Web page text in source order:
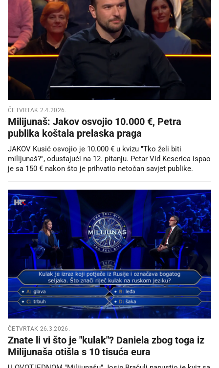
ČETVRTAK 2.4.2026.
Milijunaš: Jakov osvojio 10.000 €, Petra
publika koštala prelaska praga
JAKOV Kusić osvojio je 10.000 € u kvizu "Tko želi biti
milijunaš?", odustajući na 12. pitanju. Petar Vid Keserica ispao
je sa 150 € nakon što je prihvatio netočan savjet publike.
ČETVRTAK 26.3.2026.
Znate li vi što je "kulak"? Daniela zbog toga iz
Milijunaša otišla s 10 tisuća eura